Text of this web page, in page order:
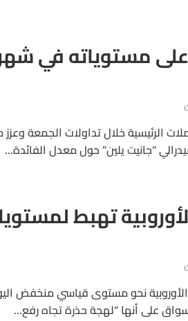
مستوياته في
الرئيسية خلال تداولات الجمعة
“جانيت يلين” حول معدل الفائدة...
تهبط
نحو مستوى قياسي منخفض
على أنها “لهجة حذرة تجاه رفع...